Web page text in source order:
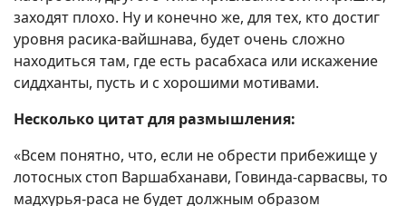
заходят плохо. Ну и конечно же, для тех, кто достиг
уровня расика-вайшнава, будет очень сложно
находиться там, где есть расабхаса или искажение
сиддханты, пусть и с хорошими мотивами.
Несколько цитат для размышления:
«Всем понятно, что, если не обрести прибежище у
лотосных стоп Варшабханави, Говинда-сарвасвы, то
мадхурья-раса не будет должным образом